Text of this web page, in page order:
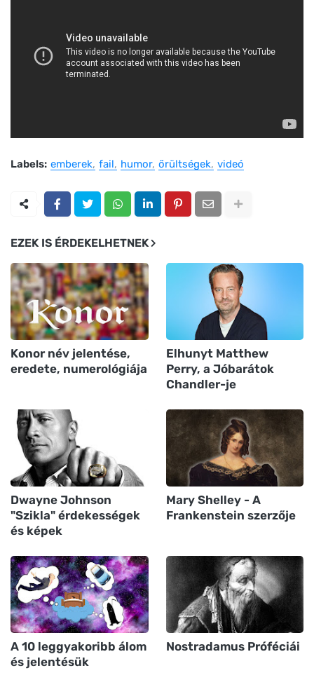
Labels: emberek fail humor őrültségek videó
EZEK IS ÉRDEKELHETNEK
Konor név jelentése,
eredete, numerológiája
Elhunyt Matthew
Perry, a Jóbarátok
Chandler-je
Dwayne Johnson
"Szikla" érdekességek
és képek
Mary Shelley - A
Frankenstein szerzője
A 10 leggyakoribb álom
és jelentésük
Nostradamus Próféciái